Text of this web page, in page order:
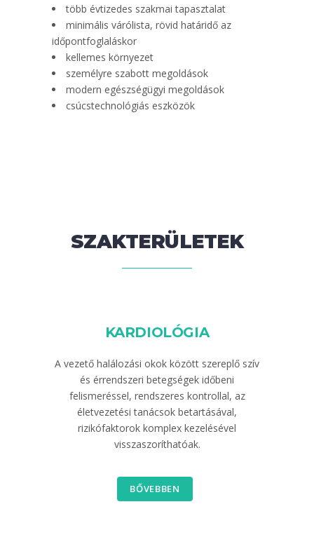
több évtizedes szakmai tapasztalat
minimális várólista, rövid határidő az
időpontfoglaláskor
kellemes környezet
személyre szabott megoldások
modern egészségügyi megoldások
csúcstechnológiás eszközök
SZAKTERÜLETEK
KARDIOLÓGIA
A vezető halálozási okok között szereplő szív
és érrendszeri betegségek időbeni
felismeréssel, rendszeres kontrollal, az
életvezetési tanácsok betartásával,
rizikófaktorok komplex kezelésével
visszaszoríthatóak.
BŐVEBBEN